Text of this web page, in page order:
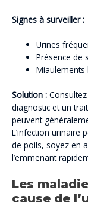
Signes à surveiller :
Urines
Présence de
Miaulements
Solution :
diagnostic et un
peuvent
L’infection urinaire
de poils, soyez en
l’emmenant
Les
cause de